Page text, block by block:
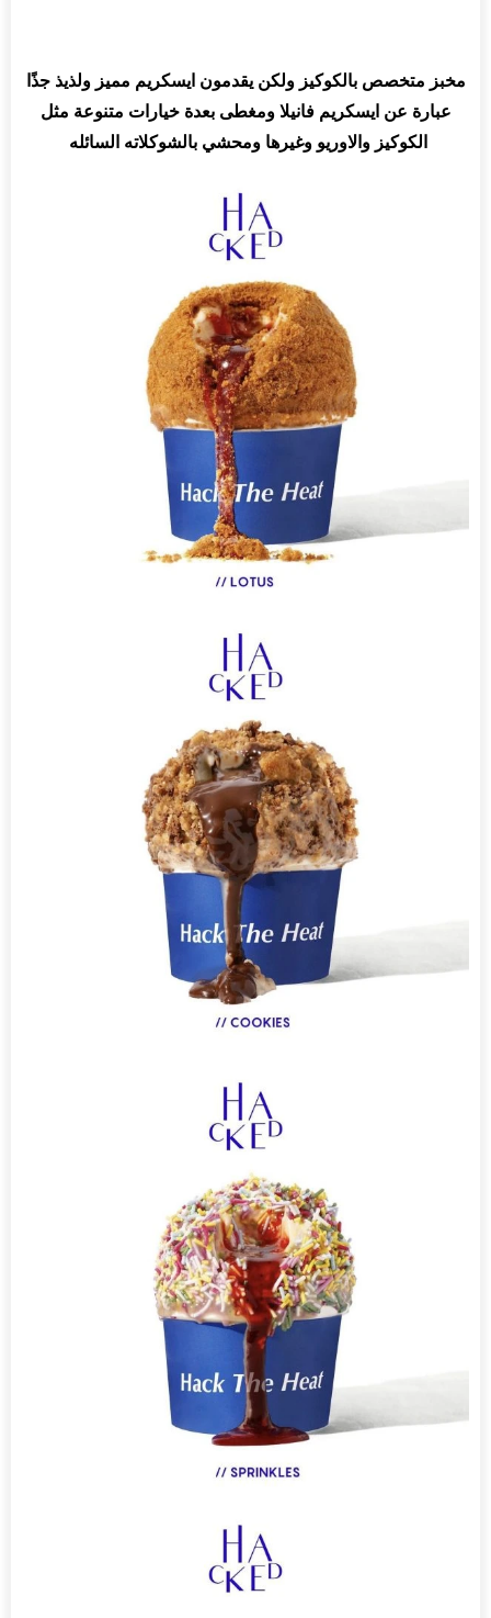
مخبز متخصص بالكوكيز ولكن يقدمون ايسكريم مميز ولذيذ جذًا
عبارة عن ايسكريم فانيلا ومغطى بعدة خيارات متنوعة مثل
الكوكيز والاوريو وغيرها ومحشي بالشوكلاته السائله